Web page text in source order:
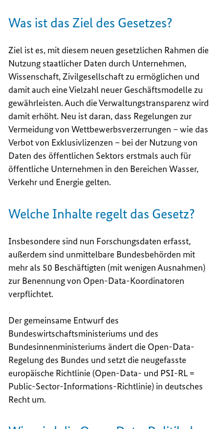
Was ist das Ziel des Gesetzes?
Ziel ist es, mit diesem neuen gesetzlichen Rahmen die
Nutzung staatlicher Daten durch Unternehmen,
Wissenschaft, Zivilgesellschaft zu ermöglichen und
damit auch eine Vielzahl neuer Geschäftsmodelle zu
gewährleisten. Auch die Verwaltungstransparenz wird
damit erhöht. Neu ist daran, dass Regelungen zur
Vermeidung von Wettbewerbsverzerrungen – wie das
Verbot von Exklusivlizenzen – bei der Nutzung von
Daten des öffentlichen Sektors erstmals auch für
öffentliche Unternehmen in den Bereichen Wasser,
Verkehr und Energie gelten.
Welche Inhalte regelt das Gesetz?
Insbesondere sind nun Forschungsdaten erfasst,
außerdem sind unmittelbare Bundesbehörden mit
mehr als 50 Beschäftigten (mit wenigen Ausnahmen)
zur Benennung von Open-Data-Koordinatoren
verpflichtet.
Der gemeinsame Entwurf des
Bundeswirtschaftsministeriums und des
Bundesinnenministeriums ändert die Open-Data-
Regelung des Bundes und setzt die neugefasste
europäische Richtlinie (Open-Data- und PSI-RL =
Public-Sector-Informations-Richtlinie) in deutsches
Recht um.